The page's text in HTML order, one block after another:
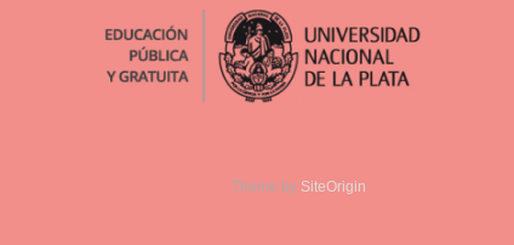
Theme by SiteOrigin